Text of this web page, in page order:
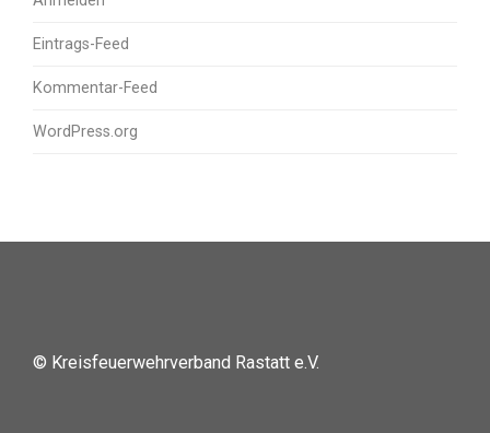
Eintrags-Feed
Kommentar-Feed
WordPress.org
© Kreisfeuerwehrverband Rastatt e.V.